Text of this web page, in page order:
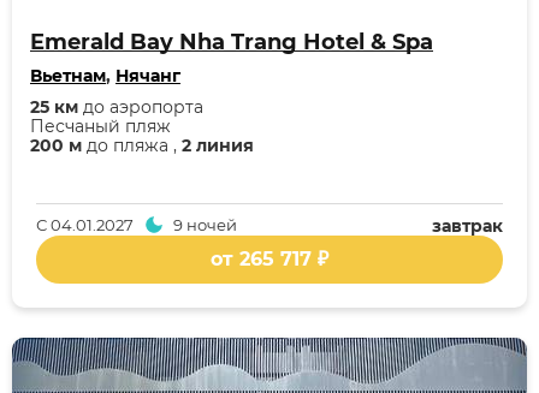
Emerald Bay Nha Trang Hotel & Spa
Вьетнам, Нячанг
200 м до пляжа , 2 линия
Песчаный пляж
25 км до аэропорта
завтрак
С04.01.2027 9 ночей
от 265 717 ₽